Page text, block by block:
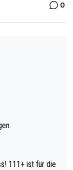
0